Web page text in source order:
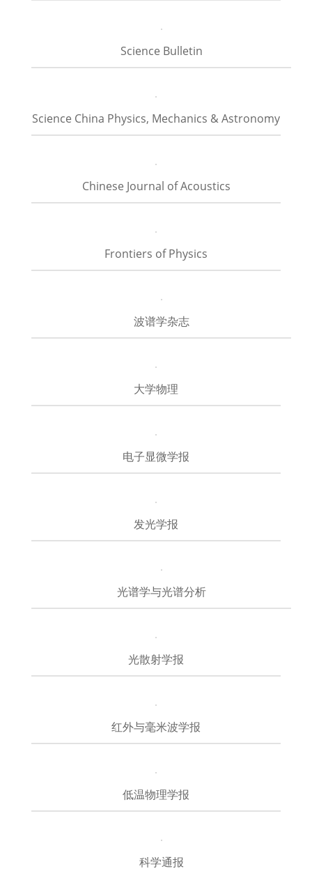
Science Bulletin
Science China Physics, Mechanics & Astronomy
Chinese Journal of Acoustics
Frontiers of Physics
波谱学杂志
大学物理
电子显微学报
发光学报
光谱学与光谱分析
光散射学报
红外与毫米波学报
低温物理学报
科学通报